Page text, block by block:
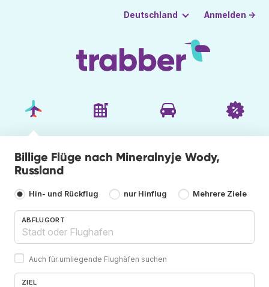
Deutschland Anmelden →
Billige Flüge nach Mineralnyje Wody,
Russland
Hin- und Rückflug nur Hinflug Mehrere Ziele
ABFLUGORT
Auch für umliegende Flughäfen suchen
ZIEL